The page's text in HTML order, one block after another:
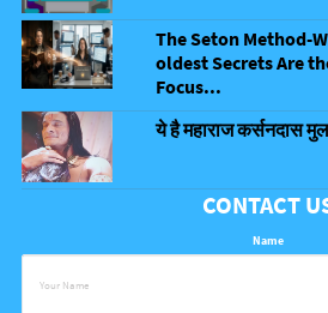
The Seton Method-
oldest Secrets Are
Focus...
ये है महाराज कर्सनदास
CONTACT
Name